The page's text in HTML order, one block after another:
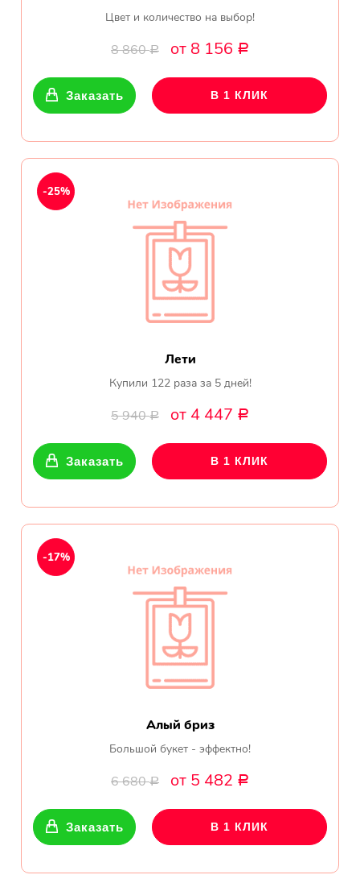
Цвет и количество на выбор!
8 860Р от 8 156 Р
Заказать В 1 КЛИК
Лети
Купили 122 раза за 5 дней!
5 940Р от 4 447 Р
-25%
Заказать В 1 КЛИК
Алый бриз
Большой букет - эффектно!
6 680Р от 5 482 Р
-17%
Заказать В 1 КЛИК